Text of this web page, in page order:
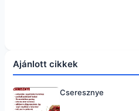
Ajánlott cikkek
Cseresznye